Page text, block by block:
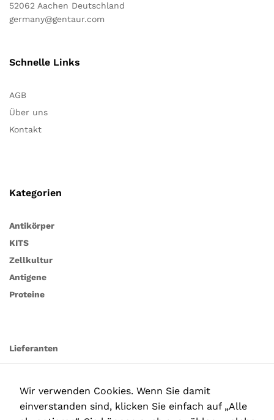
52062 Aachen Deutschland
germany@gentaur.com
Schnelle Links
AGB
Über uns
Kontakt
Kategorien
Antikörper
KITS
Zellkultur
Antigene
Proteine
Lieferanten
Wir verwenden Cookies. Wenn Sie damit
einverstanden sind, klicken Sie einfach auf „Alle